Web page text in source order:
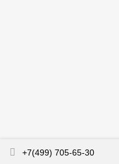
+7(499) 705-65-30